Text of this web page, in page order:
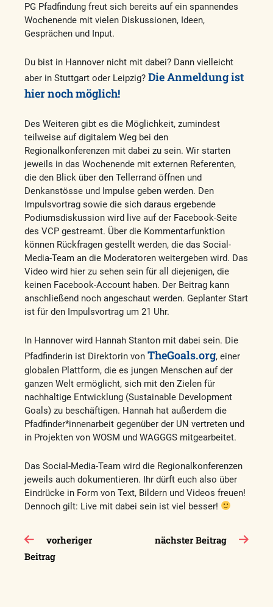
PG Pfadfindung freut sich bereits auf ein spannendes
Wochenende mit vielen Diskussionen, Ideen,
Gesprächen und Input.
Du bist in Hannover nicht mit dabei? Dann vielleicht
aber in Stuttgart oder Leipzig? Die Anmeldung ist
hier noch möglich!
Des Weiteren gibt es die Möglichkeit, zumindest
teilweise auf digitalem Weg bei den
Regionalkonferenzen mit dabei zu sein. Wir starten
jeweils in das Wochenende mit externen Referenten,
die den Blick über den Tellerrand öffnen und
Denkanstösse und Impulse geben werden. Den
Impulsvortrag sowie die sich daraus ergebende
Podiumsdiskussion wird live auf der Facebook-Seite
des VCP gestreamt. Über die Kommentarfunktion
können Rückfragen gestellt werden, die das Social-
Media-Team an die Moderatoren weitergeben wird. Das
Video wird hier zu sehen sein für all diejenigen, die
keinen Facebook-Account haben. Der Beitrag kann
anschließend noch angeschaut werden. Geplanter Start
ist für den Impulsvortrag um 21 Uhr.
In Hannover wird Hannah Stanton mit dabei sein. Die
Pfadfinderin ist Direktorin von TheGoals.org, einer
globalen Plattform, die es jungen Menschen auf der
ganzen Welt ermöglicht, sich mit den Zielen für
nachhaltige Entwicklung (Sustainable Development
Goals) zu beschäftigen. Hannah hat außerdem die
Pfadfinder*innenarbeit gegenüber der UN vertreten und
in Projekten von WOSM und WAGGGS mitgearbeitet.
Das Social-Media-Team wird die Regionalkonferenzen
jeweils auch dokumentieren. Ihr dürft euch also über
Eindrücke in Form von Text, Bildern und Videos freuen!
Dennoch gilt: Live mit dabei sein ist viel besser!
Beitragsnavigation
vorheriger
Beitrag
nächster Beitrag